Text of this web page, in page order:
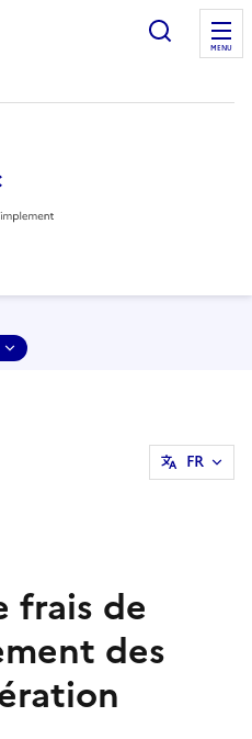
MENU
FR
frais de
des